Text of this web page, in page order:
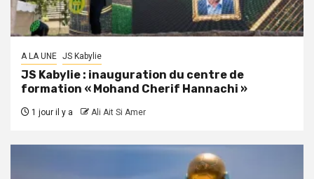
A LA UNE JS Kabylie
JS Kabylie : inauguration du centre de
formation « Mohand Cherif Hannachi »
1 jour il y a Ali Ait Si Amer